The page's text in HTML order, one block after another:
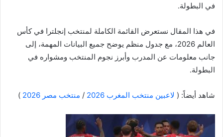
في البطولة.
في هذا المقال نستعرض القائمة الكاملة لمنتخب إنجلترا في كأس
العالم 2026، مع جدول منظم يوضح جميع البيانات المهمة، إلى
جانب معلومات عن المدرب وأبرز نجوم المنتخب ومشواره في
البطولة.
شاهد أيضاً: ( لاعبين منتخب المغرب 2026 / منتخب مصر 2026 )